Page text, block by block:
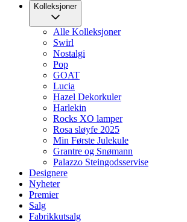
Kolleksjoner
Alle Kolleksjoner
Swirl
Nostalgi
Pop
GOAT
Lucia
Hazel Dekorkuler
Harlekin
Rocks XO lamper
Rosa sløyfe 2025
Min Første Julekule
Grantre og Snømann
Palazzo Steingodsservise
Designere
Nyheter
Premier
Salg
Fabrikkutsalg